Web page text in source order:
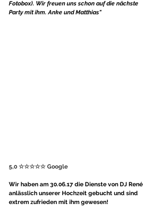
Fotobox). Wir freuen uns schon auf die nächste
Party mit ihm. Anke und Matthias"
5,0 ☆☆☆☆☆ Google
Wir haben am 30.06.17 die Dienste von DJ René
anlässlich unserer Hochzeit gebucht und sind
extrem zufrieden mit ihm gewesen!